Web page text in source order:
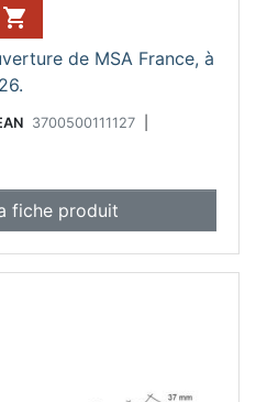

de MSA France, à
3700500111127
fiche produit